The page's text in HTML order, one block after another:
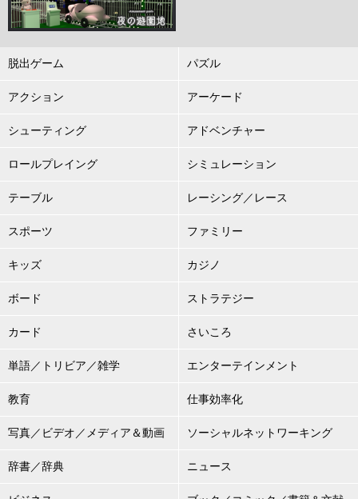
脱出ゲーム パズル
アクション アーケード
シューティング アドベンチャー
ロールプレイング シミュレーション
テーブル レーシング／レース
スポーツ ファミリー
キッズ カジノ
ボード ストラテジー
カード さいころ
単語／トリビア／雑学 エンターテインメント
教育 仕事効率化
写真／ビデオ／メディア＆動画 ソーシャルネットワーキング
辞書／辞典 ニュース